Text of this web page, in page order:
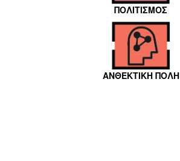
ΠΟΛΙΤΙΣΜΟΣ
ΑΝΘΕΚΤΙΚΗ ΠΟΛΗ